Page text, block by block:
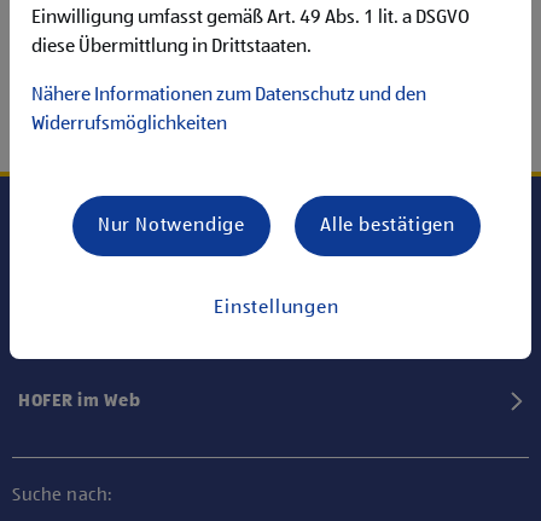
HOFER im Web
Suche nach:
Einwilligung umfasst gemäß Art. 49 Abs. 1 lit. a DSGVO
diese Übermittlung in Drittstaaten.
Nähere Informationen zum Datenschutz und den
Widerrufsmöglichkeiten
Einstellungen
Nur Notwendige Alle bestätigen